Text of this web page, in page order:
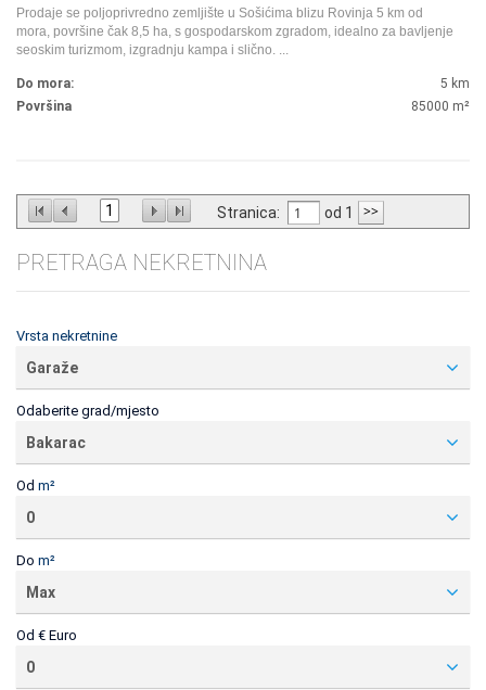
Prodaje se poljoprivredno zemljište u Sošićima blizu Rovinja 5 km od
mora, površine čak 8,5 ha, s gospodarskom zgradom, idealno za bavljenje
seoskim turizmom, izgradnju kampa i slično. ...
Do mora:
5 km
Površina
85000 m²
1 Stranica: od 1
PRETRAGA NEKRETNINA
Vrsta nekretnine
Garaže
Odaberite grad/mjesto
Bakarac
Od m²
0
Do m²
Max
Od € Euro
0